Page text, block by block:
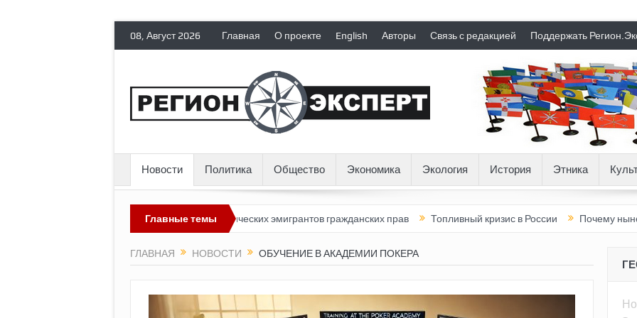
08, Август 2026 Главная О проекте English Авторы Связь с редакцией Поддержать
Новости Политика Общество Экономика Экология История Этника
Главные темы
Россия лишает политических эмигрантов гражданских прав Топливный кризис в России Почему нынешняя
ГЛАВНАЯ НОВОСТИ ОБУЧЕНИЕ В АКАДЕМИИ ПОКЕРА